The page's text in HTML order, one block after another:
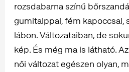
rozsdabarna színű
gumitalppal, fém kapoccsal,
lábon. Változataiban, de
kép. És még ma is látható.
női változat egészen olyan,